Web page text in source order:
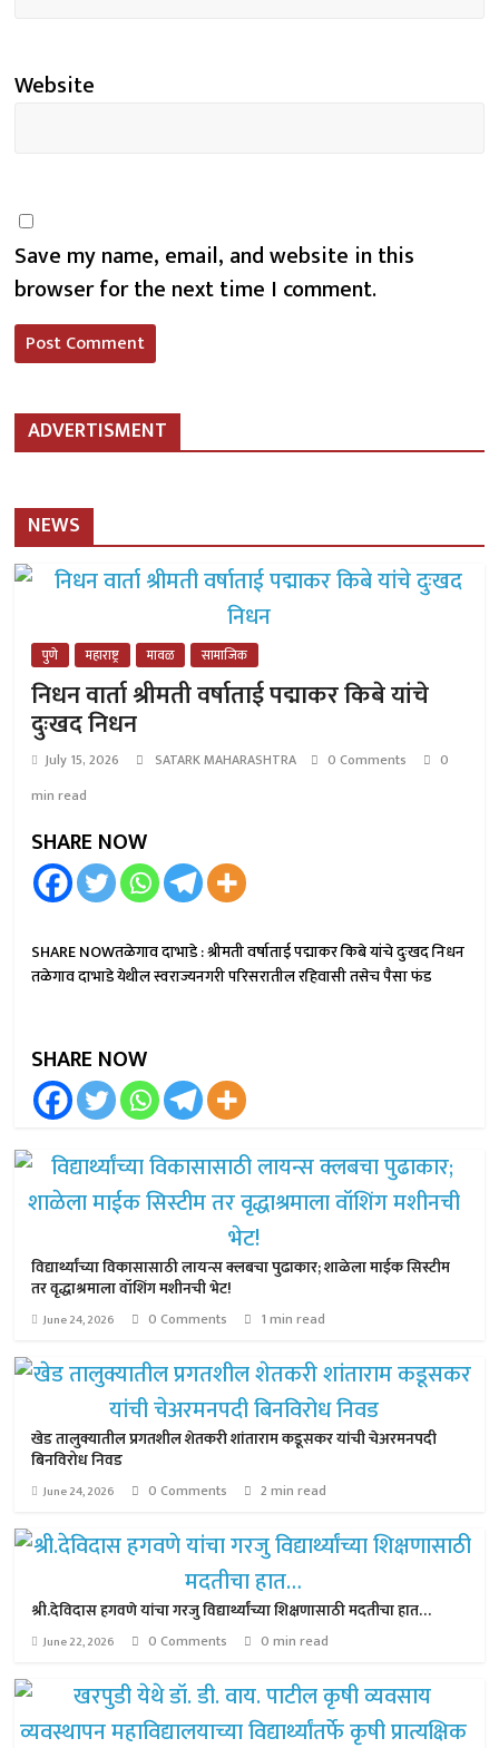
Website
Save my name, email, and website in this
browser for the next time I comment.
ADVERTISMENT
NEWS
पुणे महाराष्ट्र मावळ सामाजिक
निधन वार्ता श्रीमती वर्षाताई पद्माकर किबे यांचे
दुःखद निधन
July 15, 2026 SATARK MAHARASHTRA 0 Comments
0
min read
SHARE NOW
SHARE NOWतळेगाव दाभाडे : श्रीमती वर्षाताई पद्माकर किबे यांचे दुःखद निधन
तळेगाव दाभाडे येथील स्वराज्यनगरी परिसरातील रहिवासी तसेच पैसा फंड
SHARE NOW
विद्यार्थ्यांच्या विकासासाठी लायन्स क्लबचा पुढाकार; शाळेला माईक सिस्टीम
तर वृद्धाश्रमाला वॉशिंग मशीनची भेट!
June 24, 2026 0 Comments 1 min read
खेड तालुक्यातील प्रगतशील शेतकरी शांताराम कडूसकर यांची चेअरमनपदी
बिनविरोध निवड
June 24, 2026 0 Comments 2 min read
श्री.देविदास हगवणे यांचा गरजु विद्यार्थ्यांच्या शिक्षणासाठी मदतीचा हात…
June 22, 2026 0 Comments 0 min read